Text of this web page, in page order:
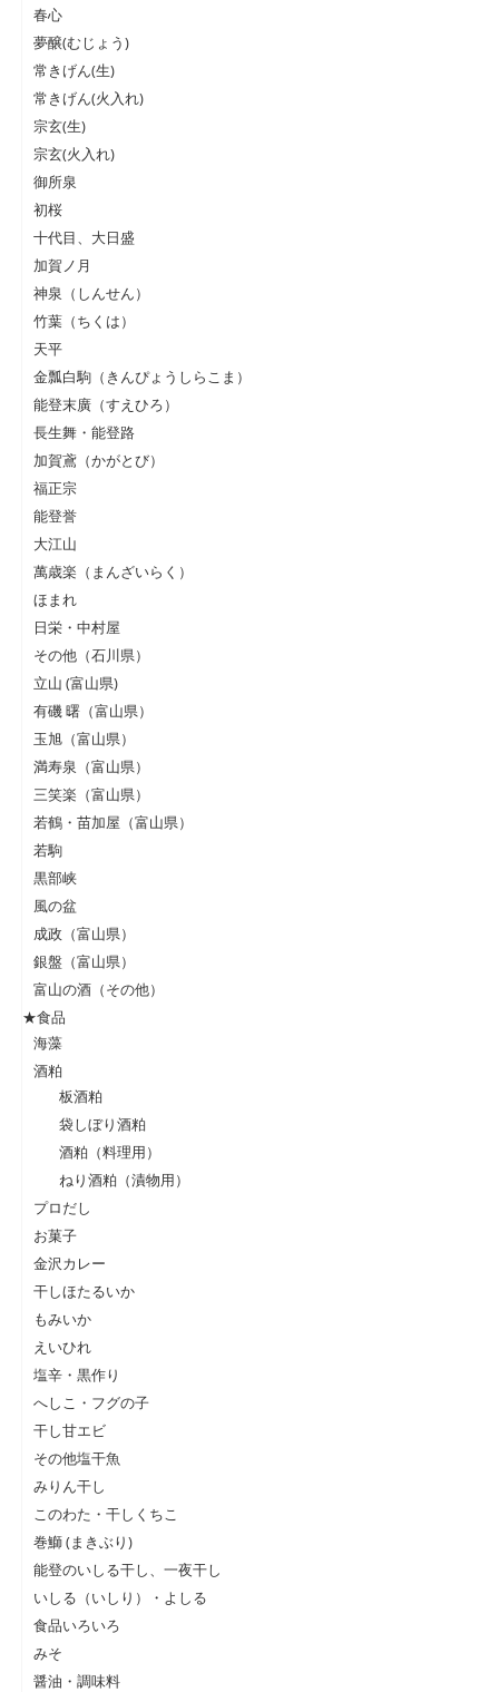
春心
夢醸(むじょう)
常きげん(生)
常きげん(火入れ)
宗玄(生)
宗玄(火入れ)
御所泉
初桜
十代目、大日盛
加賀ノ月
神泉（しんせん）
竹葉（ちくは）
天平
金瓢白駒（きんぴょうしらこま）
能登末廣（すえひろ）
長生舞・能登路
加賀鳶（かがとび）
福正宗
能登誉
大江山
萬歳楽（まんざいらく）
ほまれ
日栄・中村屋
その他（石川県）
立山 (富山県)
有磯 曙（富山県）
玉旭（富山県）
満寿泉（富山県）
三笑楽（富山県）
若鶴・苗加屋（富山県）
若駒
黒部峡
風の盆
成政（富山県）
銀盤（富山県）
富山の酒（その他）
★食品
海藻
酒粕
板酒粕
袋しぼり酒粕
酒粕（料理用）
ねり酒粕（漬物用）
プロだし
お菓子
金沢カレー
干しほたるいか
もみいか
えいひれ
塩辛・黒作り
へしこ・フグの子
干し甘エビ
その他塩干魚
みりん干し
このわた・干しくちこ
巻鰤 (まきぶり)
能登のいしる干し、一夜干し
いしる（いしり）・よしる
食品いろいろ
みそ
醤油・調味料